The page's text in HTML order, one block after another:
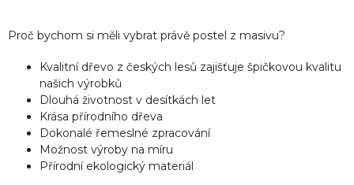
Proč bychom si měli vybrat právě postel z masivu?
Kvalitní dřevo z českých lesů zajišťuje špičkovou kvalitu
našich výrobků
Dlouhá životnost v desítkách let
Krása přírodního dřeva
Dokonalé řemeslné zpracování
Možnost výroby na míru
Přírodní ekologický materiál